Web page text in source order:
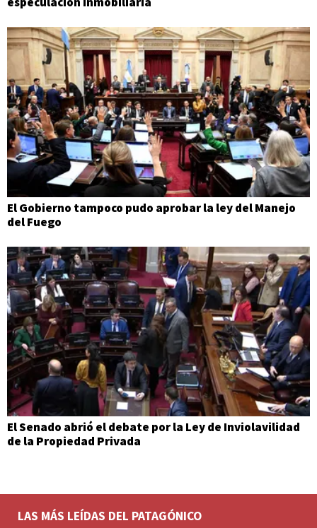
El Gobierno tampoco pudo aprobar la ley del Manejo
del Fuego
El Senado abrió el debate por la Ley de Inviolavilidad
de la Propiedad Privada
LAS MÁS LEÍDAS DEL PATAGÓNICO